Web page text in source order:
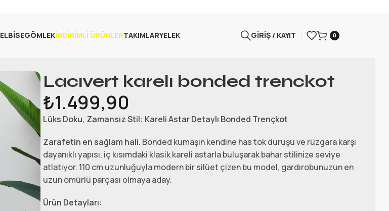
ELBISEGÖMLEKİNDIRIMLI ÜRÜNLERTAKIMLARYELEK GIRIŞ / KAYIT 0
Lacıvert karelı bonded trenckot
₺1.499,90
Lüks Doku, Zamansız Stil: Kareli Astar Detaylı Bonded Trençkot
Zarafetin en sağlam hali. Bonded kumaşın kendine has tok duruşu ve rüzgara karşı
dayanıklı yapısı, iç kısımdaki klasik kareli astarla buluşarak bahar stilinize seviye
atlatıyor. 110 cm uzunluğuyla modern bir silüet çizen bu model, gardırobunuzun en
uzun ömürlü parçası olmaya aday.
Ürün Detayları: